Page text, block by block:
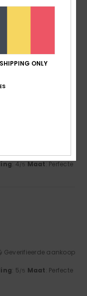
: 4/5 Maat: Perfecte
Geverifieerde aankoop
: 5/5 Maat: Perfecte
ONLY